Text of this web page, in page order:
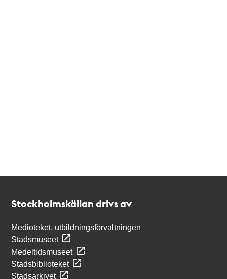
Stockholmskällan drivs av
Medioteket, utbildningsförvaltningen
Stadsmuseet
Medeltidsmuseet
Stadsbiblioteket
Stadsarkivet